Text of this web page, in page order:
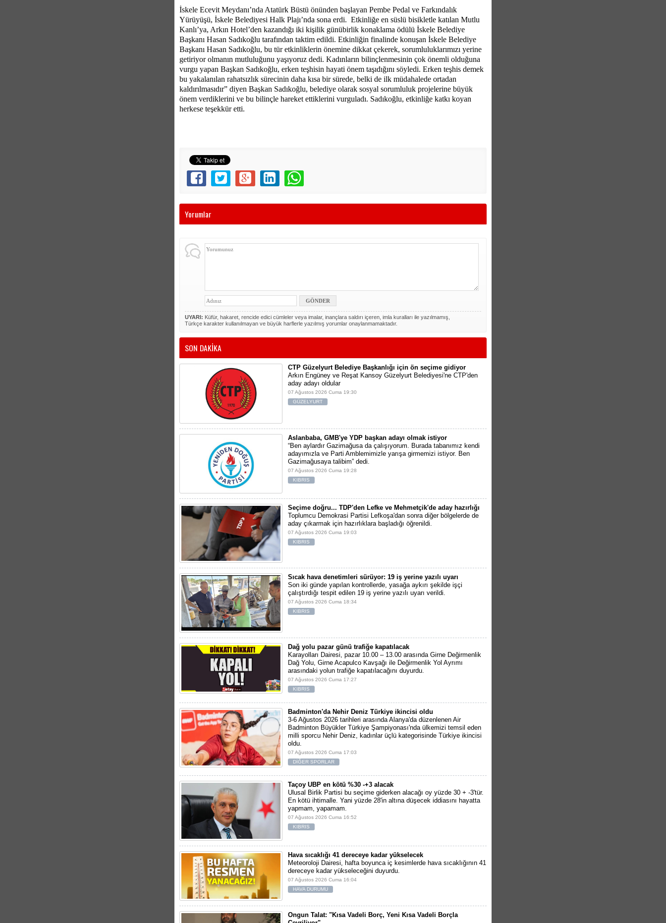
İskele Ecevit Meydanı’nda Atatürk Büstü önünden başlayan Pembe Pedal ve Farkındalık
Yürüyüşü, İskele Belediyesi Halk Plajı’nda sona erdi. Etkinliğe en süslü bisikletle katılan Mutlu
Kanlı’ya, Arkın Hotel’den kazandığı iki kişilik günübirlik konaklama ödülü İskele Belediye
Başkanı Hasan Sadıkoğlu tarafından taktim edildi. Etkinliğin finalinde konuşan İskele Belediye
Başkanı Hasan Sadıkoğlu, bu tür etkinliklerin önemine dikkat çekerek, sorumluluklarımızı yerine
getiriyor olmanın mutluluğunu yaşıyoruz dedi. Kadınların bilinçlenmesinin çok önemli olduğuna
vurgu yapan Başkan Sadıkoğlu, erken teşhisin hayati önem taşıdığını söyledi. Erken teşhis demek
bu yakalanılan rahatsızlık sürecinin daha kısa bir sürede, belki de ilk müdahalede ortadan
kaldırılmasıdır” diyen Başkan Sadıkoğlu, belediye olarak sosyal sorumluluk projelerine büyük
önem verdiklerini ve bu bilinçle hareket ettiklerini vurguladı. Sadıkoğlu, etkinliğe katkı koyan
herkese teşekkür etti.
Yorumlar
UYARI: Küfür, hakaret, rencide edici cümleler veya imalar, inançlara saldırı içeren, imla kuralları ile yazılmamış,
Türkçe karakter kullanılmayan ve büyük harflerle yazılmış yorumlar onaylanmamaktadır.
SON DAKİKA
CTP Güzelyurt Belediye Başkanlığı için ön seçime gidiyor
Arkın Engüney ve Reşat Kansoy Güzelyurt Belediyesi'ne CTP'den
aday adayı oldular
07 Ağustos 2026 Cuma 19:30
GÜZELYURT
Aslanbaba, GMB'ye YDP başkan adayı olmak istiyor
“Ben aylardır Gazimağusa da çalışıyorum. Burada tabanımız kendi
adayımızla ve Parti Amblemimizle yarışa girmemizi istiyor. Ben
Gazimağusaya talibim” dedi.
07 Ağustos 2026 Cuma 19:28
KIBRIS
Seçime doğru... TDP'den Lefke ve Mehmetçik'de aday hazırlığı
Toplumcu Demokrasi Partisi Lefkoşa'dan sonra diğer bölgelerde de
aday çıkarmak için hazırlıklara başladığı öğrenildi.
07 Ağustos 2026 Cuma 19:03
KIBRIS
Sıcak hava denetimleri sürüyor: 19 iş yerine yazılı uyarı
Son iki günde yapılan kontrollerde, yasağa aykırı şekilde işçi
çalıştırdığı tespit edilen 19 iş yerine yazılı uyarı verildi.
07 Ağustos 2026 Cuma 18:34
KIBRIS
Dağ yolu pazar günü trafiğe kapatılacak
Karayolları Dairesi, pazar 10.00 – 13.00 arasında Girne Değirmenlik
Dağ Yolu, Girne Acapulco Kavşağı ile Değirmenlik Yol Ayrımı
arasındaki yolun trafiğe kapatılacağını duyurdu.
07 Ağustos 2026 Cuma 17:27
KIBRIS
Badminton'da Nehir Deniz Türkiye ikincisi oldu
3-6 Ağustos 2026 tarihleri arasında Alanya'da düzenlenen Air
Badminton Büyükler Türkiye Şampiyonası'nda ülkemizi temsil eden
milli sporcu Nehir Deniz, kadınlar üçlü kategorisinde Türkiye ikincisi
oldu.
07 Ağustos 2026 Cuma 17:03
DİĞER SPORLAR
Taçoy UBP en kötü %30 -+3 alacak
Ulusal Birlik Partisi bu seçime giderken alacağı oy yüzde 30 + -3'tür.
En kötü ihtimalle. Yani yüzde 28'in altına düşecek iddiasını hayatta
yapmam, yapamam.
07 Ağustos 2026 Cuma 16:52
KIBRIS
Hava sıcaklığı 41 dereceye kadar yükselecek
Meteoroloji Dairesi, hafta boyunca iç kesimlerde hava sıcaklığının 41
dereceye kadar yükseleceğini duyurdu.
07 Ağustos 2026 Cuma 16:04
HAVA DURUMU
Ongun Talat: "Kısa Vadeli Borç, Yeni Kısa Vadeli Borçla